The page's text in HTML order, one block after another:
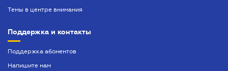
Темы в центре внимания
Поддержка и контакты
Поддержка абонентов
Напишите нам